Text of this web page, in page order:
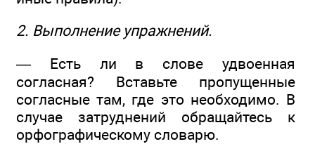
2. Выполнение упражнений.
— Есть ли в слове удвоенная
согласная? Вставьте пропущенные
согласные там, где это необходимо. В
случае затруднений обращайтесь к
орфографическому словарю.